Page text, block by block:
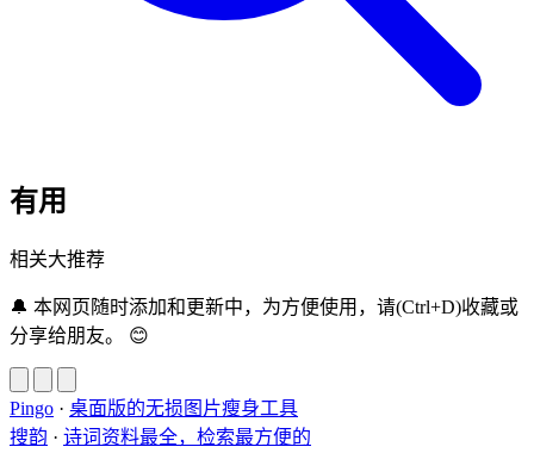
有用
相关大推荐
🔔 本网页随时添加和更新中，为方便使用，请(Ctrl+D)收藏或
分享给朋友。 😊
Pingo · 桌面版的无损图片瘦身工具
搜韵 · 诗词资料最全，检索最方便的